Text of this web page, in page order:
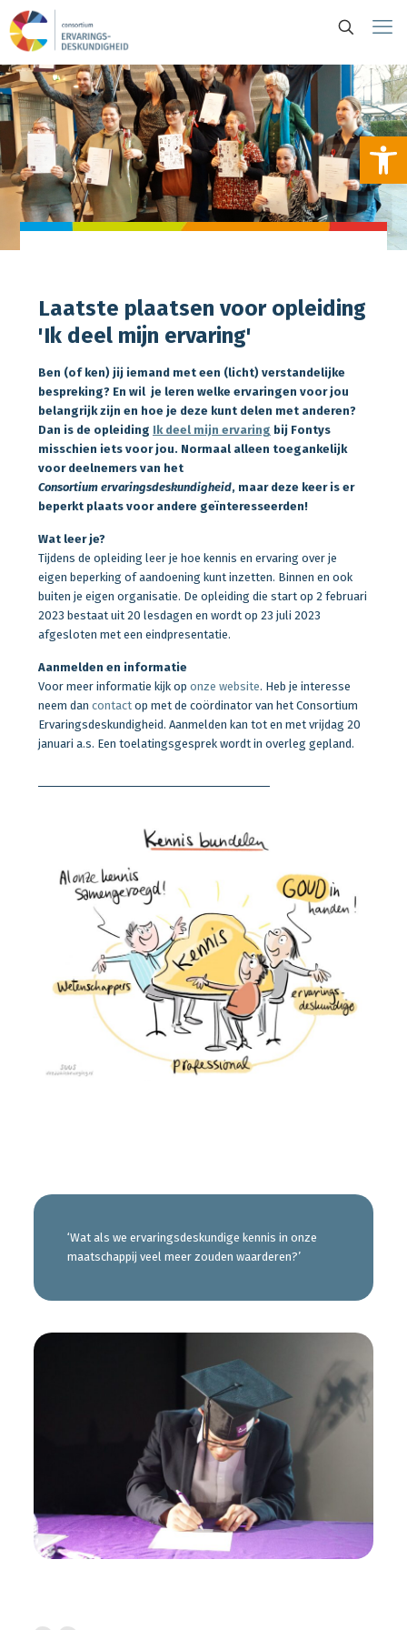
Laatste plaatsen voor opleiding
'Ik deel mijn ervaring'
Ben (of ken) jij iemand met een (licht) verstandelijke
bespreking? En wil je leren welke ervaringen voor jou
belangrijk zijn en hoe je deze kunt delen met anderen?
Dan is de opleiding Ik deel mijn ervaring bij Fontys
misschien iets voor jou. Normaal alleen toegankelijk
voor deelnemers van het
Consortium ervaringsdeskundigheid, maar deze keer is er
beperkt plaats voor andere geïnteresseerden!
Wat leer je?
Tijdens de opleiding leer je hoe kennis en ervaring over je
eigen beperking of aandoening kunt inzetten. Binnen en ook
buiten je eigen organisatie. De opleiding die start op 2 februari
2023 bestaat uit 20 lesdagen en wordt op 23 juli 2023
afgesloten met een eindpresentatie.
Aanmelden en informatie
Voor meer informatie kijk oponze website. Heb je interesse
neem dancontact op met de coördinator van het Consortium
Ervaringsdeskundigheid. Aanmelden kan tot en met vrijdag 20
januari a.s. Een toelatingsgesprek wordt in overleg gepland.
‘Wat als we ervaringsdeskundige kennis in onze
maatschappij veel meer zouden waarderen?’